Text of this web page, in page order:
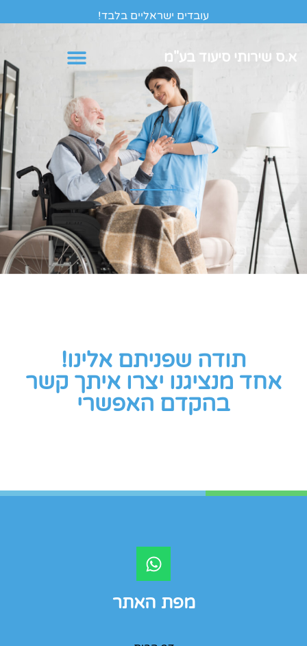
עובדים ישראליים בלבד!
א.ס שירותי סיעוד בע"מ
תודה שפניתם אלינו!
אחד מנציגנו יצרו איתך קשר
בהקדם האפשרי
מפת האתר